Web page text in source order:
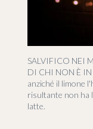
SALVIFICO NEI
DI CHI NON È IN
anziché il limone
risultante non ha
latte.